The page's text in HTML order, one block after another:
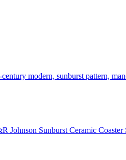
Johnson Sunburst Ceramic